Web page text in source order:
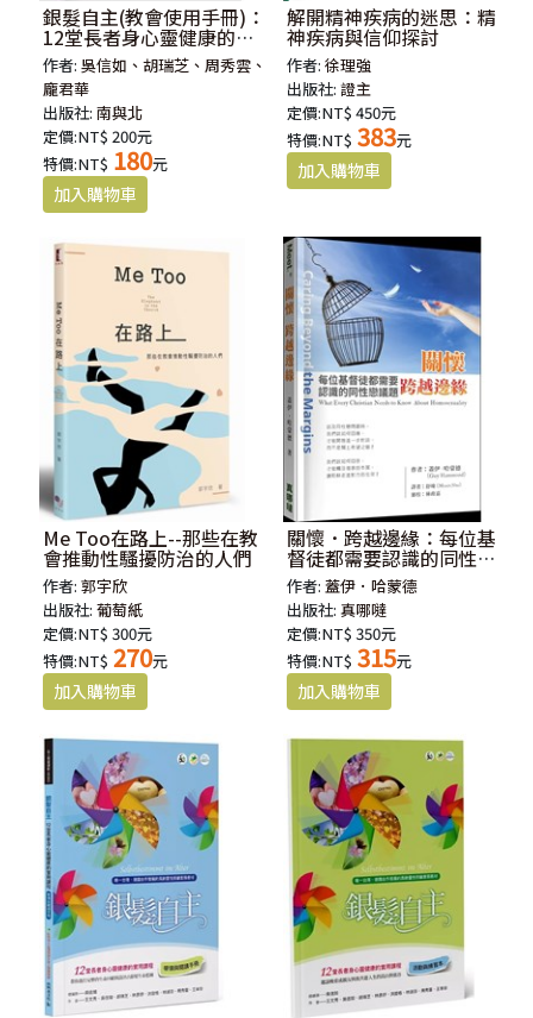
銀髮自主(教會使用手冊)：
12堂長者身心靈健康的實
用課程
作者:吳信如、胡瑞芝、周秀雲、
龐君華
出版社:南與北
定價:NT$ 200元
特價:NT$ 180元
解開精神疾病的迷思：精
神疾病與信仰探討
作者:徐理強
出版社:證主
定價:NT$ 450元
特價:NT$ 383元
Me Too在路上--那些在教
會推動性騷擾防治的人們
作者:郭宇欣
出版社:葡萄紙
定價:NT$ 300元
特價:NT$ 270元
關懷．跨越邊緣：每位基
督徒都需要認識的同性戀
議題
作者:蓋伊．哈蒙德
出版社:真哪噠
定價:NT$ 350元
特價:NT$ 315元